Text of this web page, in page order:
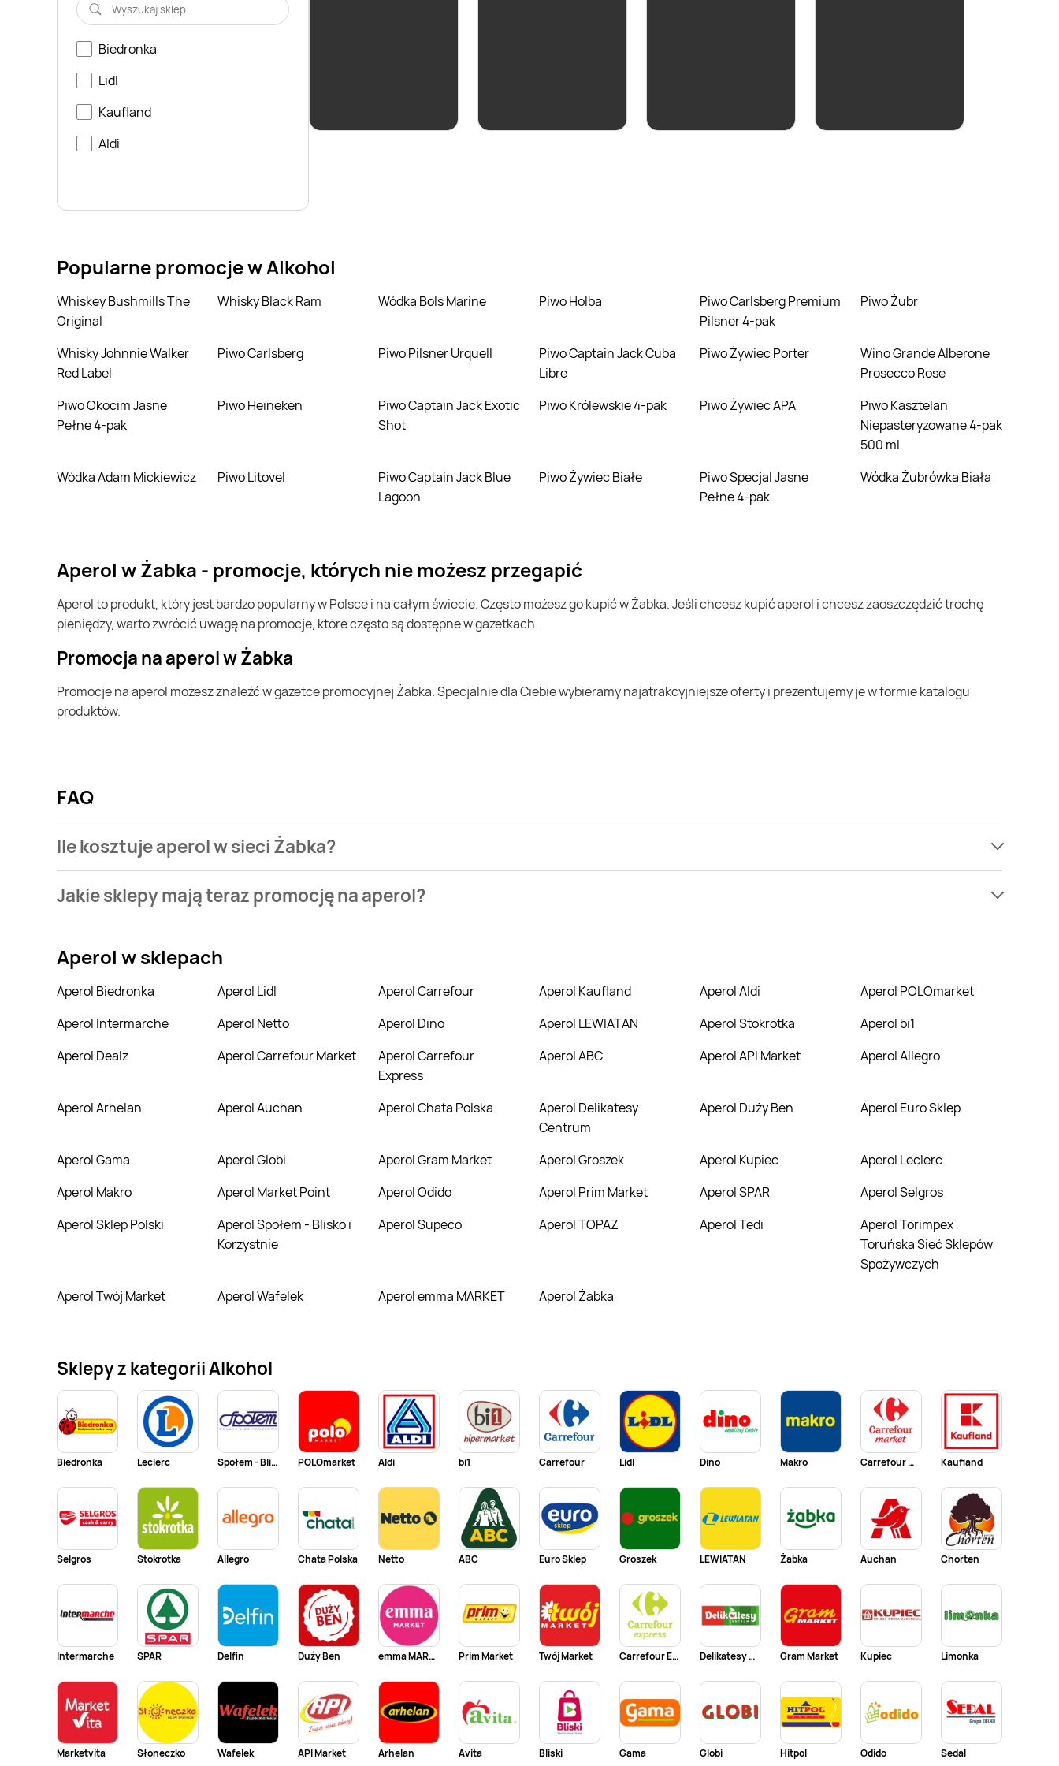
Biedronka
Lidl
Kaufland
Aldi
Popularne promocje w Alkohol
Whiskey Bushmills The
Original
Whisky Black Ram Wódka Bols Marine Piwo Holba
Piwo Carlsberg Premium
Pilsner 4-pak
Piwo Żubr
Whisky Johnnie Walker
Red Label
Piwo Carlsberg Piwo Pilsner Urquell
Piwo Captain Jack Cuba
Libre
Piwo Żywiec Porter
Wino Grande Alberone
Prosecco Rose
Piwo Okocim Jasne
Pełne 4-pak
Piwo Heineken
Piwo Captain Jack Exotic
Shot
Piwo Królewskie 4-pak Piwo Żywiec APA
Piwo Kasztelan
Niepasteryzowane 4-pak
500 ml
Wódka Adam Mickiewicz
Piwo Litovel
Piwo Captain Jack Blue
Lagoon
Piwo Żywiec Białe
Piwo Specjal Jasne
Pełne 4-pak
Wódka Żubrówka Biała
aperol w Żabka - promocje, których nie możesz przegapić
aperol to produkt, który jest bardzo popularny w Polsce i na całym świecie. Często możesz go kupić w Żabka. Jeśli chcesz kupić aperol i chcesz zaoszczędzić trochę
pieniędzy, warto zwrócić uwagę na promocje, które często są dostępne w gazetkach.
Promocja na aperol w Żabka
Promocje na aperol możesz znaleźć w gazetce promocyjnej Żabka. Specjalnie dla Ciebie wybieramy najatrakcyjniejsze oferty i prezentujemy je w formie katalogu
produktów.
FAQ
Ile kosztuje aperol w sieci Żabka?
Jakie sklepy mają teraz promocję na aperol?
Aperol w sklepach
Aperol Biedronka Aperol Lidl Aperol Carrefour Aperol Kaufland Aperol Aldi
Aperol POLOmarket
Aperol Intermarche
Aperol Netto Aperol Dino Aperol LEWIATAN Aperol Stokrotka
Aperol bi1
Aperol Dealz
Aperol Carrefour Market
Aperol Carrefour
Express
Aperol ABC Aperol API Market Aperol Allegro
Aperol Arhelan Aperol Auchan Aperol Chata Polska
Aperol Delikatesy
Centrum
Aperol Duży Ben Aperol Euro Sklep
Aperol Gama Aperol Globi Aperol Gram Market Aperol Groszek Aperol Kupiec
Aperol Leclerc
Aperol Makro
Aperol Market Point Aperol Odido Aperol Prim Market Aperol SPAR
Aperol Selgros
Aperol Sklep Polski
Aperol Społem - Blisko i
Korzystnie
Aperol Supeco Aperol TOPAZ Aperol Tedi
Aperol Torimpex
Toruńska Sieć Sklepów
Spożywczych
Aperol Twój Market
Aperol Wafelek Aperol emma MARKET Aperol Żabka
Sklepy z kategorii Alkohol
Biedronka Leclerc Społem - Blisko i Korzystnie POLOmarket Aldi bi1 Carrefour Lidl Dino Makro Carrefour Market Kaufland
Selgros Stokrotka Allegro Chata Polska Netto ABC Euro Sklep Groszek LEWIATAN Żabka Auchan Chorten
Intermarche SPAR Delfin Duży Ben emma MARKET Prim Market Twój Market Carrefour Express Delikatesy Centrum Gram Market Kupiec Limonka
Marketvita Słoneczko Wafelek API Market Arhelan Avita Bliski Gama Globi Hitpol Odido Sedal